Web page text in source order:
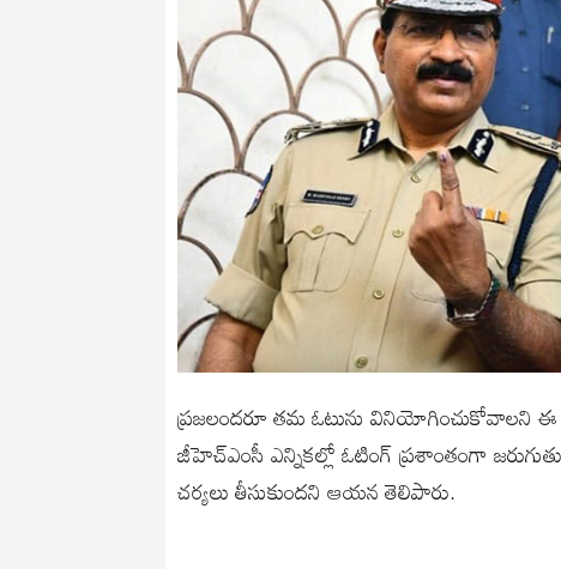
ప్రజలందరూ తమ ఓటును వినియోగించుకోవాలని ఈ
జీహెచ్ఎంసీ ఎన్నికల్లో ఓటింగ్ ప్రశాంతంగా
చర్యలు తీసుకుందని ఆయన తెలిపారు.